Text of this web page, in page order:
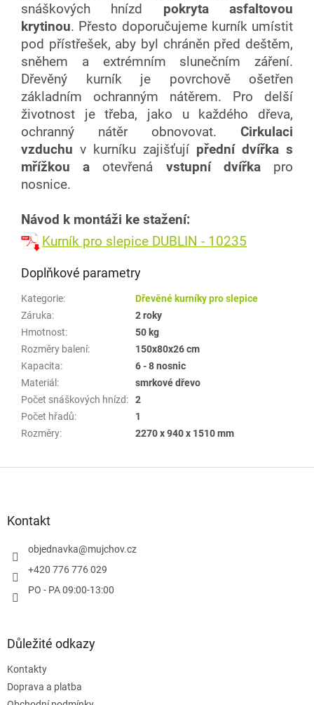
snáškových hnízd
pokryta asfaltovou
krytinou. Přesto doporučujeme kurník umístit
pod přístřešek, aby byl chráněn před deštěm,
sněhem a extrémním slunečním záření.
Dřevěný kurník je povrchově ošetřen
základním ochranným nátěrem. Pro delší
životnost je třeba, jako u každého dřeva,
ochranný nátěr obnovovat. Cirkulaci
vzduchu v kurníku zajišťují přední dvířka s
mřížkou a otevřená vstupní dvířka pro
nosnice.
Návod k montáži ke stažení:
Kurník pro slepice DUBLIN - 10235
Doplňkové parametry
Kategorie:
Dřevěné kurníky pro slepice
Záruka:
2 roky
Hmotnost:
50 kg
Rozměry balení:
150x80x26 cm
Kapacita:
6 - 8 nosnic
Materiál :
smrkové dřevo
Počet snáškových hnízd:
2
Počet hřadů:
1
Rozměry: 2270 x 940 x 1510 mm
Kontakt
objednavka@mujchov.cz
+420 776 776 029
PO - PA 09:00-13:00
Důležité odkazy
Kontakty
Doprava a platba